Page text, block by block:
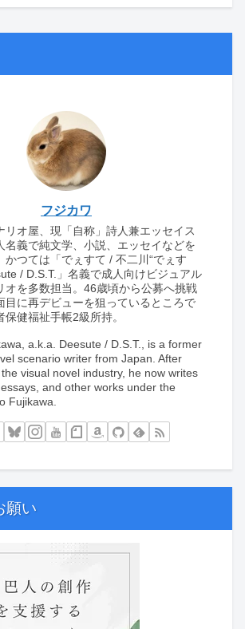
フジカワ
リオ屋、現「自称」詩人兼エッセイス
名義で純文学、小説、エッセイなどを
かつては「でぇすて / 不二川“でぇす
/ D.S.T.」名義で成人向けビジュアル
オを多数担当。46歳頃から公募へ挑戦
目に再デビューを狙っているところで
健福祉手帳2級所持。
a.k.a. Deesute / D.S.T., is a former
scenario writer from Japan. After
visual novel industry, he now writes
and other works under the
Fujikawa.
願い